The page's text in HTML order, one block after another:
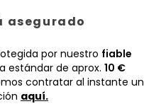
asegurado
por nuestro fiable
estándar de aprox. 10 €
contratar al instante un
aquí.